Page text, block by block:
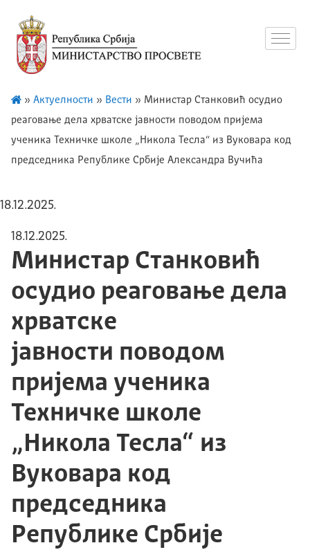
» Актуелности » Вести » Министар Станковић осудио
реаговање дела хрватске јавности поводом пријема
ученика Техничке школе „Никола Тесла“ из Вуковара код
председника Републике Србије Александра Вучића
18.12.2025.
18.12.2025.
Министар Станковић
осудио реаговање дела
хрватске
јавности поводом
пријема ученика
Техничке школе
„Никола Тесла“ из
Вуковара код
председника
Републике Србије